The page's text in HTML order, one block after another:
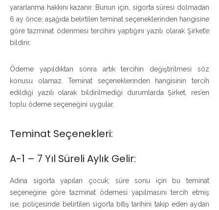
yararlanma hakkını kazanır. Bunun için, sigorta süresi dolmadan
6 ay önce; aşağıda belirtilen teminat seçeneklerinden hangisine
göre tazminat ödenmesi tercihini yaptığını yazılı olarak Şirket’e
bildirir.
Ödeme yapıldıktan sonra artık tercihin değiştirilmesi söz
konusu olamaz. Teminat seçeneklerinden hangisinin tercih
edildiği yazılı olarak bildirilmediği durumlarda Şirket, res’en
toplu ödeme seçeneğini uygular.
Teminat Seçenekleri:
A-1 – 7 Yıl Süreli Aylık Gelir:
Adına sigorta yapılan çocuk; süre sonu için bu teminat
seçeneğine göre tazminat ödemesi yapılmasını tercih etmiş
ise; poliçesinde belirtilen sigorta bitiş tarihini takip eden aydan